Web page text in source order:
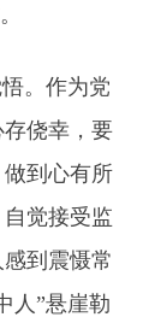
。作为党
侥幸，要
到心有所
觉接受监
到震慑常
人”悬崖勒